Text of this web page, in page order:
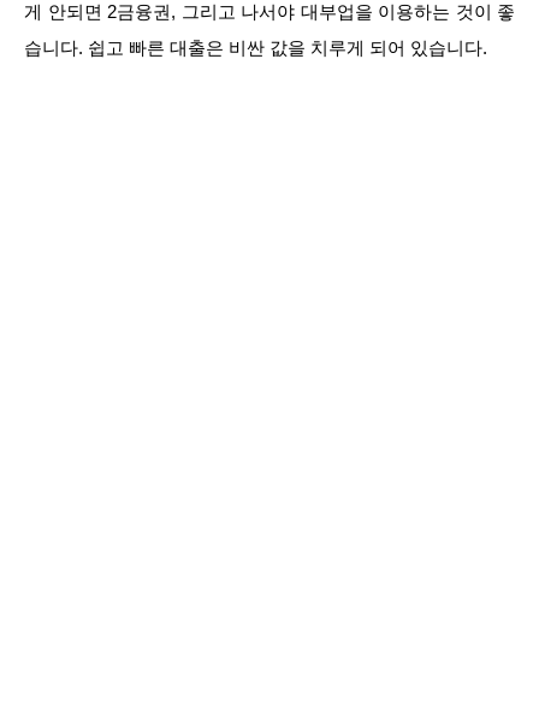
게 안되면 2금융권, 그리고 나서야 대부업을 이용하는 것이 좋
습니다. 쉽고 빠른 대출은 비싼 값을 치루게 되어 있습니다.